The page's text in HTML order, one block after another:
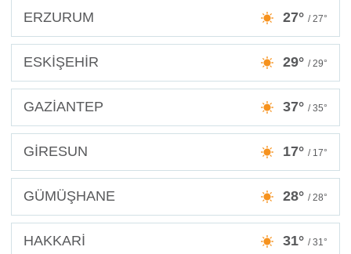
ERZURUM 27° / 27°
ESKİŞEHİR 29° / 29°
GAZİANTEP 37° / 35°
GİRESUN 17° / 17°
GÜMÜŞHANE 28° / 28°
HAKKARİ 31° / 31°